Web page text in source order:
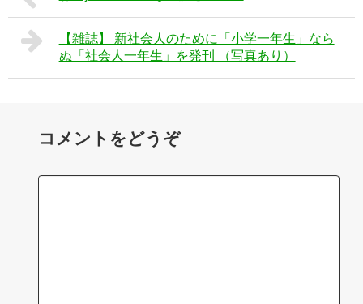
【雑誌】 新社会人のために「小学一年生」なら
ぬ「社会人一年生」を発刊 （写真あり）
コメントをどうぞ